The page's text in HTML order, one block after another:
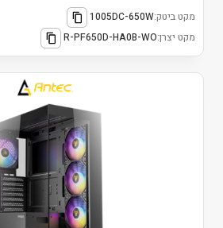
מקט ביטק:1005DC-650W
מקט יצרן:R-PF650D-HA0B-WO